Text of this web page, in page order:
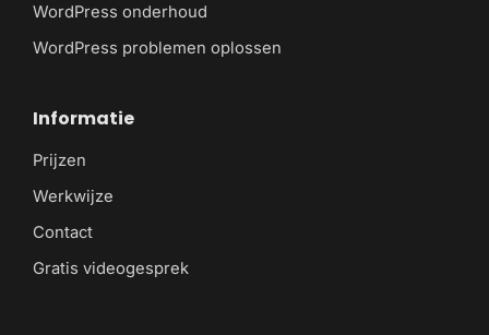
WordPress onderhoud
WordPress problemen oplossen
Informatie
Prijzen
Werkwijze
Contact
Gratis videogesprek